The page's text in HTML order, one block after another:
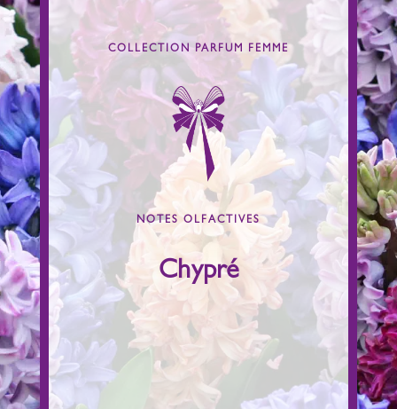
Orientales, Ambrées
Fraîches
Chyprées
Fruitées
Florales
Orientaux
Fougères
Hespéridés
Boisés
Frais
COLLECTION PARFUM FEMME
NOTES OLFACTIVES
Chypré